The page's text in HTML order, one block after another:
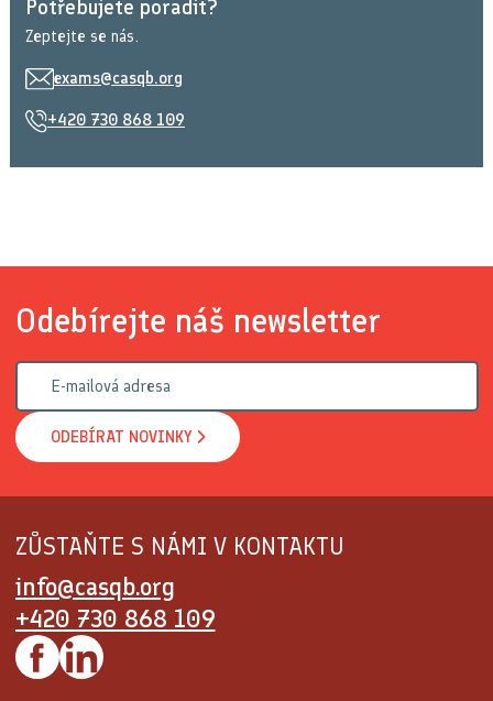
Potřebujete poradit?
Zeptejte se nás.
exams@casqb.org
+420 730 868 109
Odebírejte náš newsletter
ODEBÍRAT NOVINKY
ZŮSTAŇTE S NÁMI V KONTAKTU
info@casqb.org
+420 730 868 109